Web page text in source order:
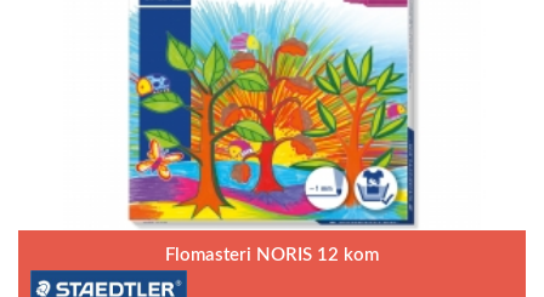
Flomasteri NORIS 12 kom